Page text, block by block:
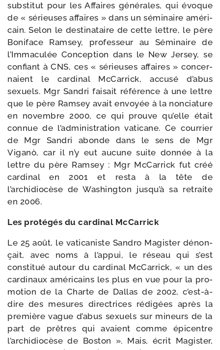
sub­sti­tut pour les Affaires géné­rales, qui évoque
de « sérieuses affaires » dans un sémi­naire amé­ri­
cain. Selon le des­ti­na­taire de cette lettre, le père
Boniface Ramsey, pro­fes­seur au Séminaire de
l’Immaculée Conception dans le New Jersey, se
confiant à CNS, ces « sérieuses affaires » concer­
naient le car­di­nal McCarrick, accu­sé d’abus
sexuels. Mgr Sandri fai­sait réfé­rence à une lettre
que le père Ramsey avait envoyée à la non­cia­ture
en novembre 2000, ce qui prouve qu’elle était
connue de l’administration vati­cane. Ce cour­rier
de Mgr Sandri abonde dans le sens de Mgr
Viganò, car il n’y eut aucune suite don­née à la
lettre du père Ramsey : Mgr McCarrick fut créé
car­di­nal en 2001 et res­ta à la tête de
l’archidiocèse de Washington jusqu’à sa retraite
en 2006.
Les pro­té­gés du car­di­nal McCarrick
Le 25 août, le vati­ca­niste Sandro Magister dénon­
çait, avec noms à l’appui, le réseau qui s’est
consti­tué autour du car­di­nal McCarrick, « un des
car­di­naux amé­ri­cains les plus en vue pour la pro­
mo­tion de la Charte de Dallas de 2002, c’est-à-
dire des mesures direc­trices rédi­gées après la
pre­mière vague d’abus sexuels sur mineurs de la
part de prêtres qui avaient comme épi­centre
l’archidiocèse de Boston ». Mais, écrit Magister,